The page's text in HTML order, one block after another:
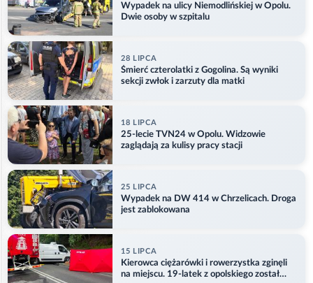
Wypadek na ulicy Niemodlińskiej w Opolu.
Dwie osoby w szpitalu
28 LIPCA
Śmierć czterolatki z Gogolina. Są wyniki
sekcji zwłok i zarzuty dla matki
18 LIPCA
25-lecie TVN24 w Opolu. Widzowie
zaglądają za kulisy pracy stacji
25 LIPCA
Wypadek na DW 414 w Chrzelicach. Droga
jest zablokowana
15 LIPCA
Kierowca ciężarówki i rowerzystka zginęli
na miejscu. 19-latek z opolskiego został